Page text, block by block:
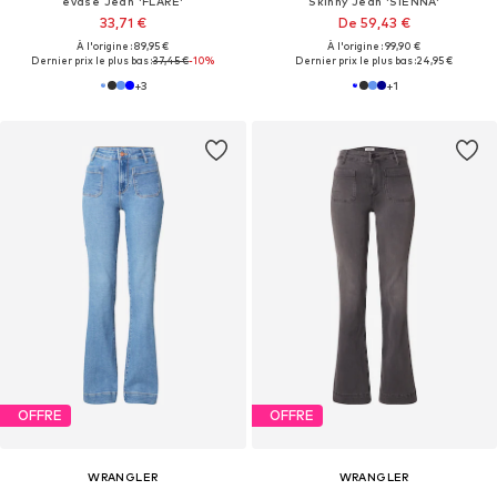
33,71 €
À l'origine : 89,95 €
Dernier prix le plus bas :37,45 €-10%
+3
De 59,43 €
À l'origine : 99,90 €
Dernier prix le plus bas :24,95 €
+1
OFFRE
WRANGLER
OFFRE
WRANGLER